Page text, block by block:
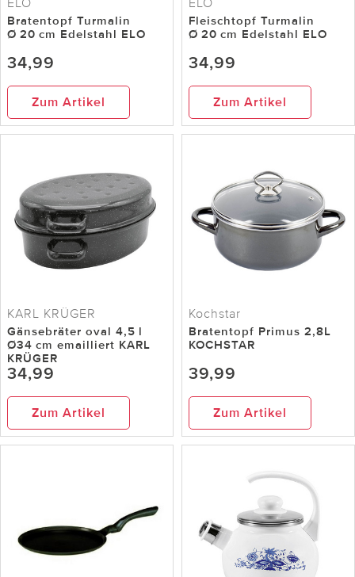
ELO
Bratentopf Turmalin
Ø 20 cm Edelstahl ELO
34,99
Zum Artikel
ELO
Fleischtopf Turmalin
Ø 20 cm Edelstahl ELO
34,99
Zum Artikel
KARL KRÜGER
Gänsebräter oval 4,5 l
Ø34 cm emailliert KARL
KRÜGER
34,99
Zum Artikel
Kochstar
Bratentopf Primus 2,8L
KOCHSTAR
39,99
Zum Artikel